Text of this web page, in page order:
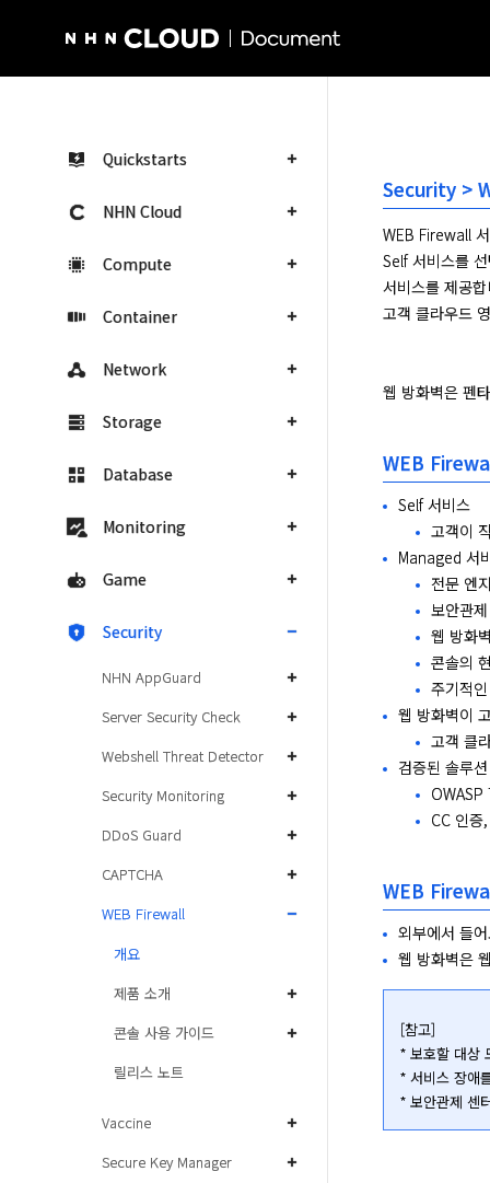
Quickstarts
NHN Cloud
Compute
Container
Network
Storage
Database
Monitoring
Game
Security
NHN AppGuard
Server Security Check
Webshell Threat Detector
Security Monitoring
DDoS Guard
CAPTCHA
WEB Firewall
개요
제품 소개
콘솔 사용 가이드
릴리스 노트
Vaccine
Secure Key Manager
Security >
WEB Firewall
Self 서비스를
서비스를 제공
웹 방화벽은 펜
WEB
Self 서비스
고객이
Managed 서
전문 엔
보안관
웹 방화
콘솔의
주기적
웹 방화벽이
고객 클
검증된 솔루
CC 인증
WEB
외부에서 들
웹 방화벽은
[참고]
* 보호할 대상
* 서비스 장애
* 보안관제 센